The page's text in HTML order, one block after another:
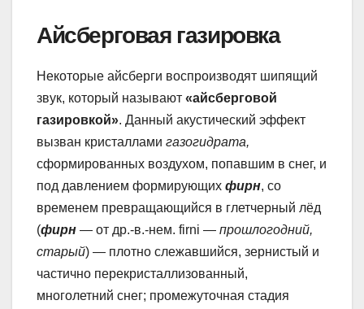
Айсберговая газировка
Некоторые айсберги воспроизводят шипящий
звук, который называют «айсберговой
газировкой». Данный акустический эффект
вызван кристаллами газогидрата,
сформированных воздухом, попавшим в снег, и
под давлением формирующих фирн, со
временем превращающийся в глетчерный лёд
(фирн — от др.-в.-нем. firni — прошлогодний,
старый) — плотно слежавшийся, зернистый и
частично перекристаллизованный,
многолетний снег; промежуточная стадия